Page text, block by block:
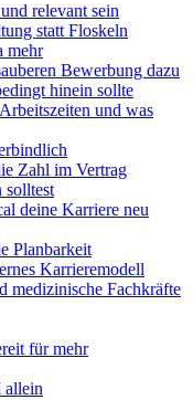
relevant sein
statt Floskeln
mehr
Bewerbung dazu
hinein sollte
und was
Zahl im Vertrag
solltest
deine Karriere neu
Planbarkeit
Karrieremodell
medizinische Fachkräfte
für mehr
allein